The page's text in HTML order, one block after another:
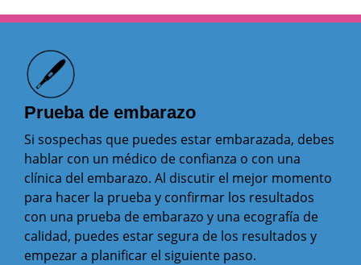
Prueba de embarazo
Si sospechas que puedes estar embarazada, debes
hablar con un médico de confianza o con una
clínica del embarazo. Al discutir el mejor momento
para hacer la prueba y confirmar los resultados
con una prueba de embarazo y una ecografía de
calidad, puedes estar segura de los resultados y
empezar a planificar el siguiente paso.